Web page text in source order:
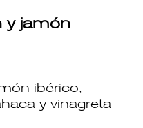
y jamón
ibérico,
y vinagreta